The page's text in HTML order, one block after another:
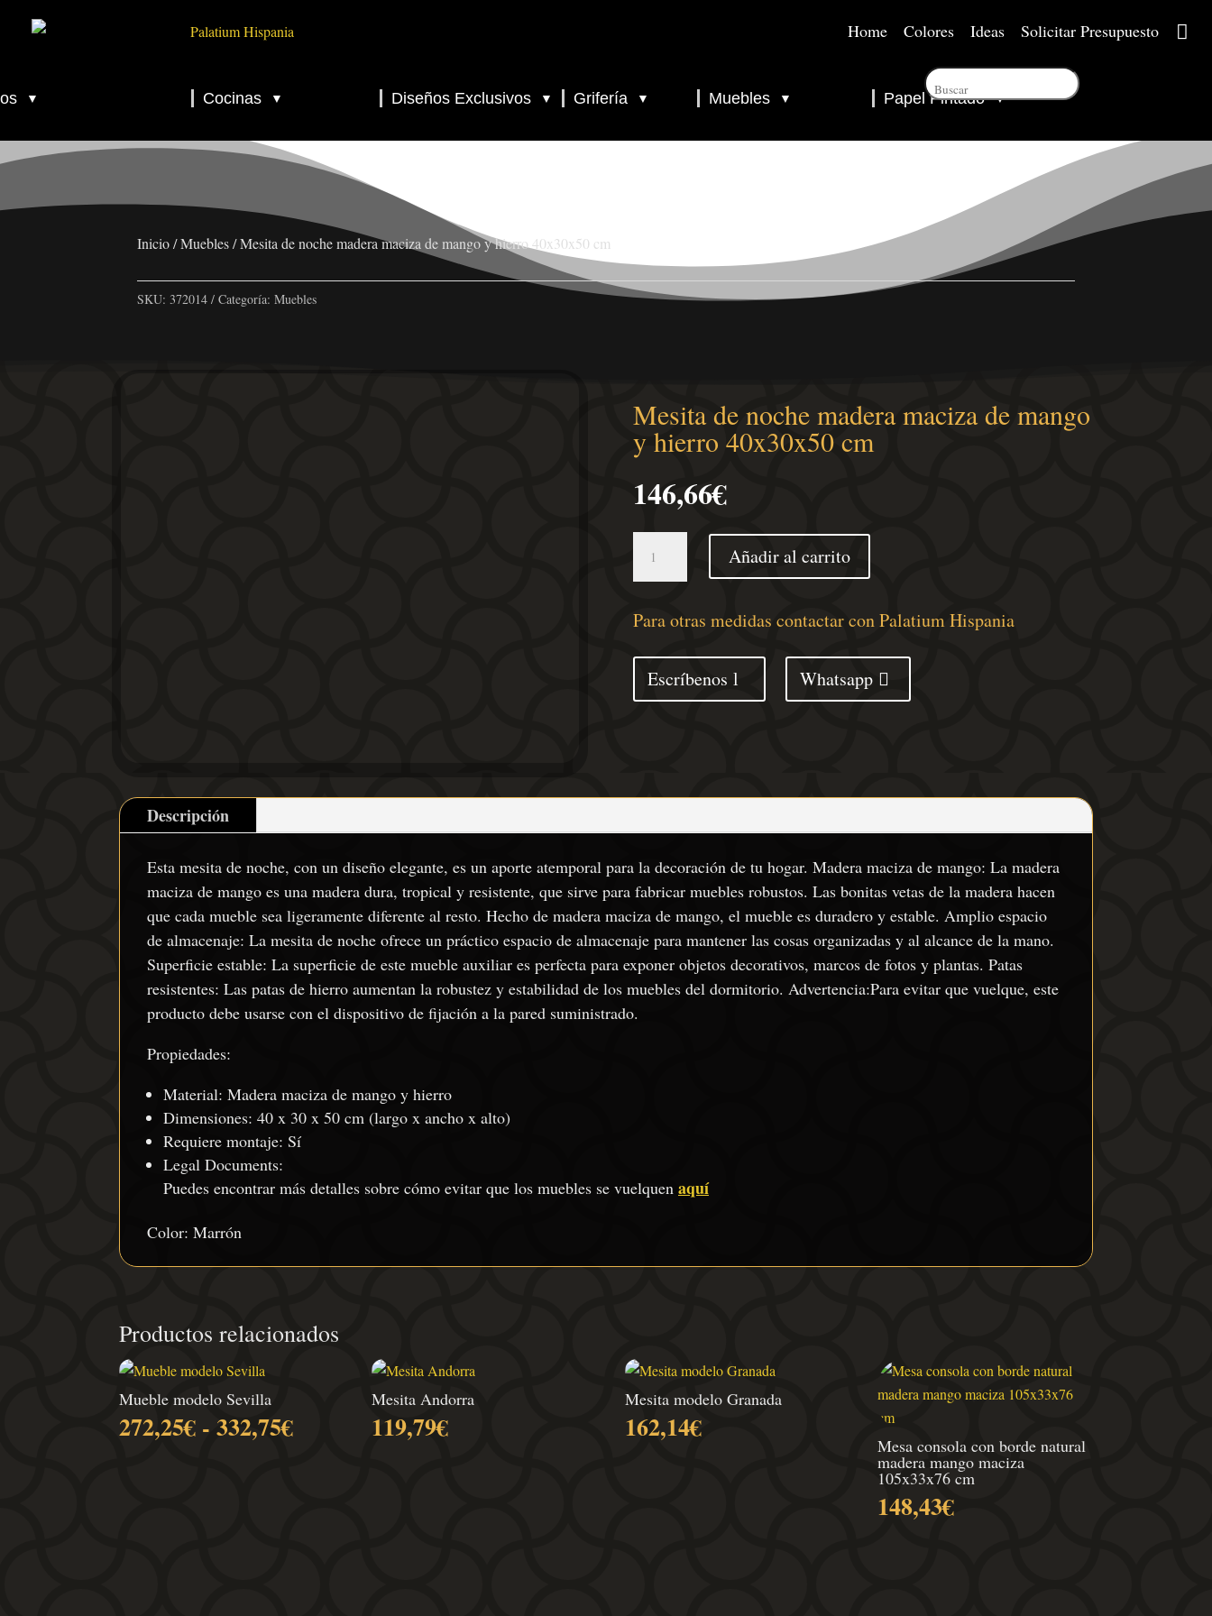
Home Colores Ideas Solicitar Presupuesto
▼
▼
Cocinas ▼ Diseños Exclusivos ▼ Grifería ▼ Muebles ▼ Papel Pintado ▼
Inicio/Muebles/ Mesita de noche madera maciza de mango y hierro 40x30x50 cm
SKU: 372014 Categoría: Muebles
Mesita de noche madera maciza de mango
y hierro 40x30x50 cm
146,66€
madera
de
mango
Añadir al carrito
Para otras medidas contactar con Palatium Hispania
Escríbenos Whatsapp
Descripción
Esta mesita de noche, con un diseño elegante, es un aporte atemporal para la decoración de tu hogar. Madera maciza de mango: La madera
maciza de mango es una madera dura, tropical y resistente, que sirve para fabricar muebles robustos. Las bonitas vetas de la madera hacen
que cada mueble sea ligeramente diferente al resto. Hecho de madera maciza de mango, el mueble es duradero y estable. Amplio espacio
de almacenaje: La mesita de noche ofrece un práctico espacio de almacenaje para mantener las cosas organizadas y al alcance de la mano.
Superficie estable: La superficie de este mueble auxiliar es perfecta para exponer objetos decorativos, marcos de fotos y plantas. Patas
resistentes: Las patas de hierro aumentan la robustez y estabilidad de los muebles del dormitorio. Advertencia:Para evitar que vuelque, este
producto debe usarse con el dispositivo de fijación a la pared suministrado.
Propiedades:
Material: Madera maciza de mango y hierro
Dimensiones: 40 x 30 x 50 cm (largo x ancho x alto)
Requiere montaje: Sí
Legal Documents:
Puedes encontrar más detalles sobre cómo evitar que los muebles se vuelquen aquí
Color: Marrón
Productos relacionados
Mueble modelo Sevilla
272,25€ - 332,75€Rango
Mesita Andorra
119,79€
Mesita modelo Granada
162,14€
Mesa consola con borde natural
madera mango maciza
105x33x76 cm
148,43€